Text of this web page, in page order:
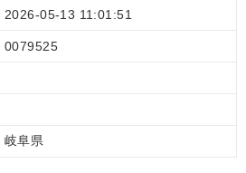
2026-05-13 11:01:51
0079525
岐阜県